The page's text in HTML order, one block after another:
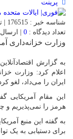
پرینت
تعداد دیدگاه : 0
|
وزارت خزانه‌داری
به گزارش
اعلام کرد: وزارت
ایران را می‌داد، لغو
این مقام آمریکایی
هرمز را نمی‌پذیریم و
به گفته این منبع
برای دستیابی به یک